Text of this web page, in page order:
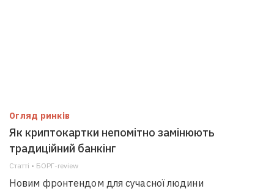
Огляд ринків
Як криптокартки непомітно замінюють
традиційний банкінг
Статті • БОРГ-review
Новим фронтендом для сучасної людини